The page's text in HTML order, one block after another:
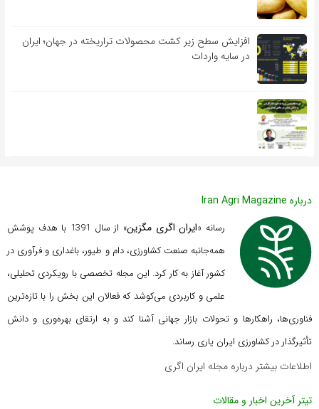
افزایش سطح زیر کشت محصولات تراریخته در جهان؛ ایران
در سایه واردات
درباره Iran Agri Magazine
رسانه «ایران اگری مگزین
» از سال 1391 با هدف پوشش
همه‌جانبه صنعت کشاورزی، دام و طیور، باغداری و فرآوری در
کشور آغاز به کار کرد. این مجله تخصصی با رویکردی تحلیلی،
علمی و کاربردی می‌کوشد که فعالان این بخش را با تازه‌ترین
فناوری‌ها، راهکارها و تحولات بازار جهانی آشنا کند و به ارتقای بهره‌وری و دانش
تأثیرگذار در کشاورزی ایران یاری رساند.
اطلاعات بیشتر درباره مجله ایران اگری
تیتر آخرین اخبار و مقالات